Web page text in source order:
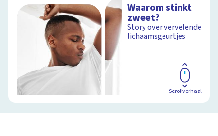
Waarom stinkt
zweet?
Story over vervelende
lichaamsgeurtjes
Scrollverhaal